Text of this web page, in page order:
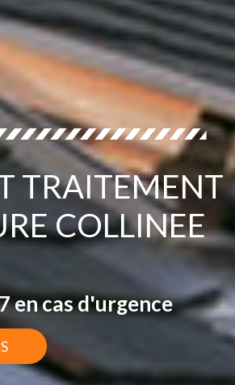
TRAITEMENT
COLLINEE
en cas d'urgence